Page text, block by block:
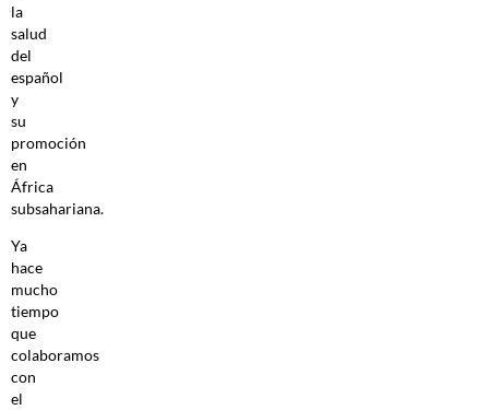
la
salud
del
español
y
su
promoción
en
África
subsahariana.
Ya
hace
mucho
tiempo
que
colaboramos
con
el